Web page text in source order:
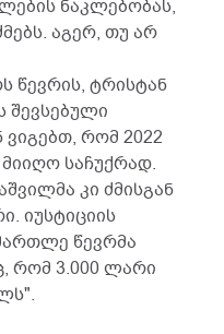
ნაკლებობას,
აგერ, თუ არ
წევრის, ტრისტან
შევსებული
რომ 2022
საჩუქრად.
კი ძმისგან
იუსტიციის
წევრმა
რომ 3.000 ლარი